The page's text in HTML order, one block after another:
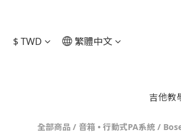
$TWD 繁體中文
吉他教
全部商品 / 音箱 • 行動式PA系統 /